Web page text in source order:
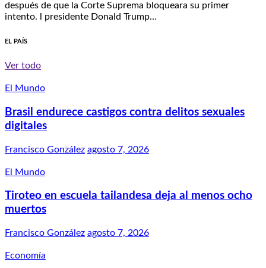
después de que la Corte Suprema bloqueara su primer
intento. l presidente Donald Trump…
EL PAÍS
Ver todo
El Mundo
Brasil endurece castigos contra delitos sexuales
digitales
Francisco González agosto 7, 2026
El Mundo
Tiroteo en escuela tailandesa deja al menos ocho
muertos
Francisco González agosto 7, 2026
Economía